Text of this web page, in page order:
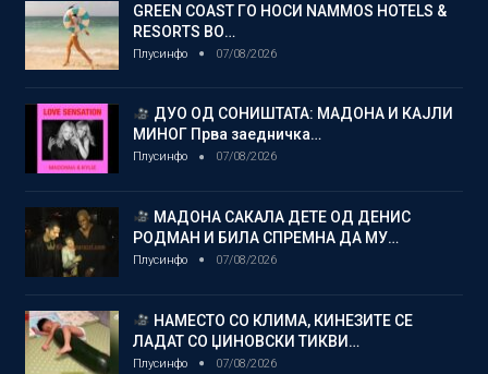
GREEN COAST ГО НОСИ NAMMOS HOTELS &
RESORTS ВО…
Плусинфо 07/08/2026
ДУО ОД СОНИШТАТА: МАДОНА И КАЈЛИ
МИНОГ Прва заедничка…
Плусинфо 07/08/2026
МАДОНА САКАЛА ДЕТЕ ОД ДЕНИС
РОДМАН И БИЛА СПРЕМНА ДА МУ…
Плусинфо 07/08/2026
НАМЕСТО СО КЛИМА, КИНЕЗИТЕ СЕ
ЛАДАТ СО ЏИНОВСКИ ТИКВИ…
Плусинфо 07/08/2026